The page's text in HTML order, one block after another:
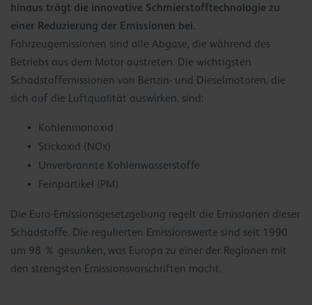
hinaus trägt die innovative Schmierstofftechnologie zu
einer Reduzierung der Emissionen bei.
Fahrzeugemissionen sind alle Abgase, die während des
Betriebs aus dem Motor austreten. Die wichtigsten
Schadstoffemissionen von Benzin- und Dieselmotoren, die
sich auf die Luftqualität auswirken, sind:
Kohlenmonoxid
Stickoxid (NOx)
Unverbrannte Kohlenwasserstoffe
Feinpartikel (PM)
Die Euro-Emissionsgesetzgebung regelt die Emissionen dieser
Schadstoffe. Die regulierten Emissionswerte sind seit 1990
um 98 % gesunken, was Europa zu einer der Regionen mit
den strengsten Emissionsvorschriften macht.